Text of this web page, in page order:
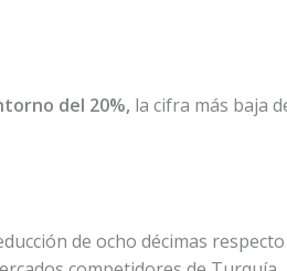
del 20%, la cifra más baja
de ocho décimas